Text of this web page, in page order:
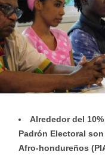
Alrededor del
Padrón Electoral
Afro-hondureños